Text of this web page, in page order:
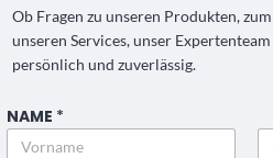
Ob Fragen zu unseren Produkten,
unseren Services, unser
persönlich und zuverlässig.
NAME *